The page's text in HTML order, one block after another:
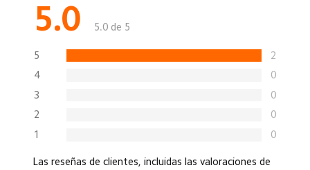
5.0 5.0 de 5
5
2
4
0
3
0
2
0
1
0
Las reseñas de clientes, incluidas las valoraciones de